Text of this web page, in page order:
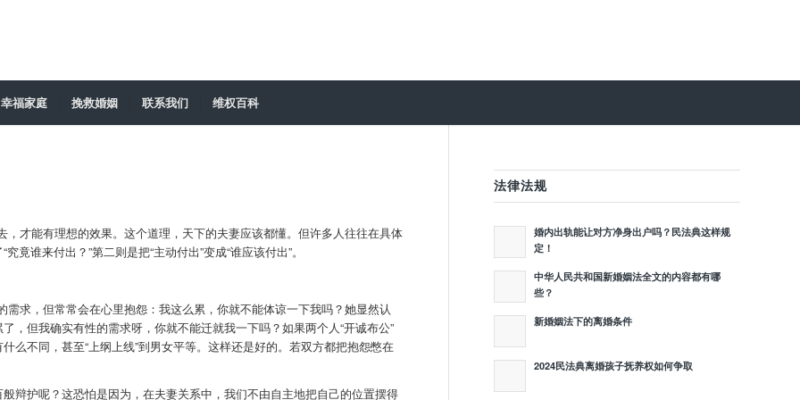
幸福家庭 挽救婚姻 联系我们 维权百科
才能有理想的效果。这个道理，天下的夫妻应该都懂。但许多人往往在具体
竟谁来付出？”第二则是把“主动付出”变成“谁应该付出”。
求，但常常会在心里抱怨：我这么累，你就不能体谅一下我吗？她显然认
，但我确实有性的需求呀，你就不能迁就我一下吗？如果两个人“开诚布公”
么不同，甚至“上纲上线”到男女平等。这样还是好的。若双方都把抱怨憋在
辩护呢？这恐怕是因为，在夫妻关系中，我们不由自主地把自己的位置摆得
法律法规
婚内出轨能让对方净身出户吗？民法典这样规
定！
中华人民共和国新婚姻法全文的内容都有哪
些？
新婚姻法下的离婚条件
2024民法典离婚孩子抚养权如何争取